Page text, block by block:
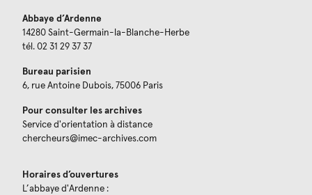
Abbaye d’Ardenne
14280 Saint-Germain-la-Blanche-Herbe
tél. 02 31 29 37 37
Bureau parisien
6, rue Antoine Dubois, 75006 Paris
Pour consulter les archives
Service d'orientation à distance
chercheurs@imec-archives.com
Horaires d’ouvertures
L’abbaye d'Ardenne :